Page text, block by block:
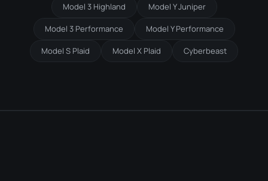
Model 3 Highland Model Y Juniper
Model 3 Performance Model Y Performance
Model S Plaid Model X Plaid Cyberbeast